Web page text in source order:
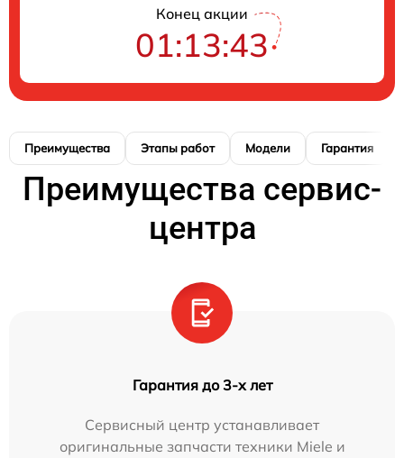
Конец акции
01:13:42
Преимущества Этапы работ Модели Гарантия
Преимущества сервис-
центра
Гарантия до 3-х лет
Сервисный центр устанавливает
оригинальные запчасти техники Miele и